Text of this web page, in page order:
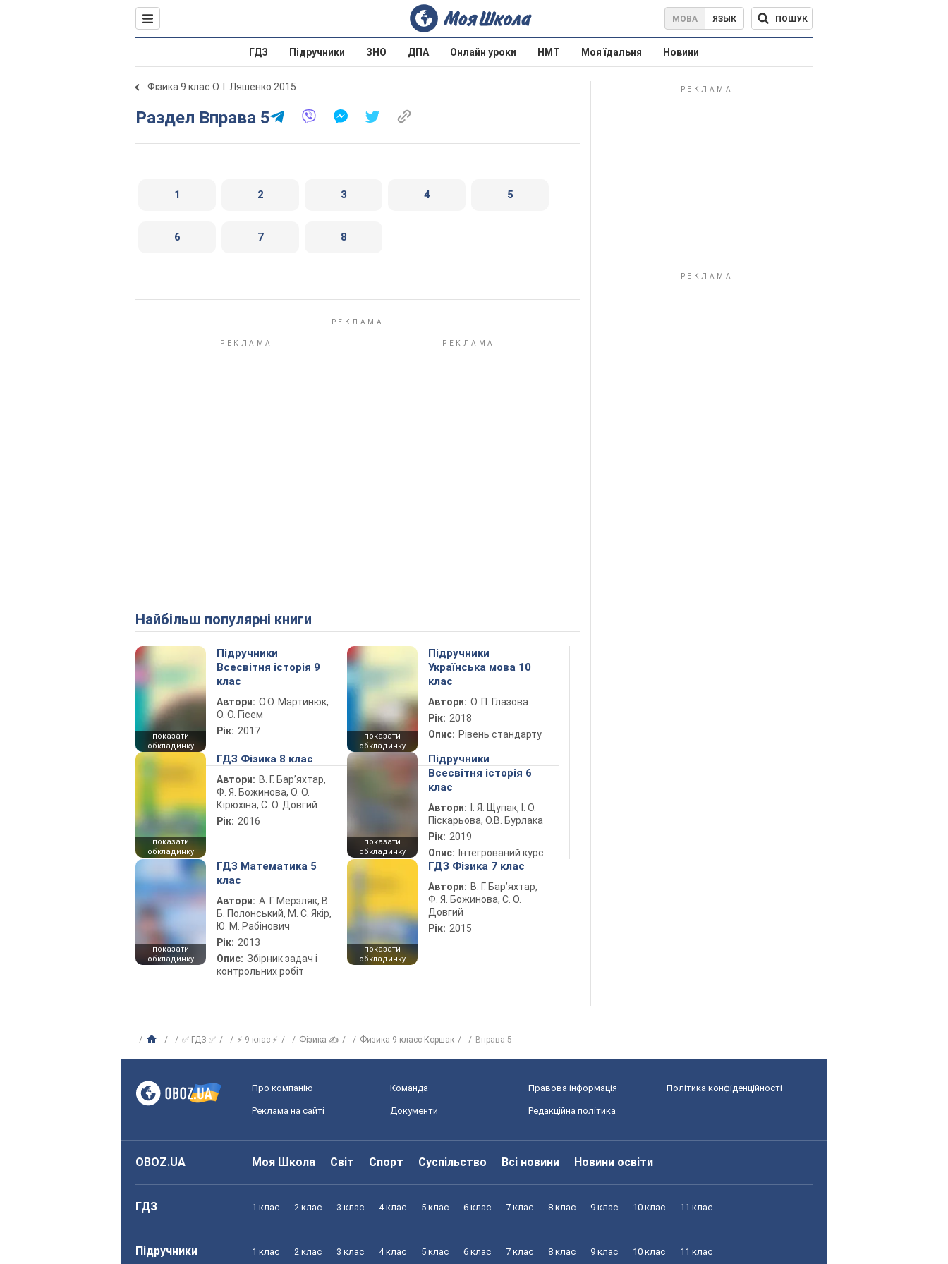
МОВА ЯЗЫК ПОШУК
ГДЗ Підручники ЗНО ДПА Онлайн уроки НМТ Моя їдальня Новини
Фізика 9 клас О. І. Ляшенко 2015
Раздел Вправа 5
1 2 3 4 5
6 7 8
Найбільш популярні книги
показати
обкладинку
Підручники
Всесвітня історія 9
клас
Автори: О.О. Мартинюк,
О. О. Гісем
Рік: 2017
показати
обкладинку
Підручники
Українська мова 10
клас
Автори: О. П. Глазова
Рік: 2018
Опис: Рівень стандарту
показати
обкладинку
ГДЗ Фізика 8 клас
Автори: В. Г. Бар’яхтар,
Ф. Я. Божинова, О. О.
Кірюхіна, С. О. Довгий
Рік: 2016
показати
обкладинку
Підручники
Всесвітня історія 6
клас
Автори:
І. Я. Щупак, І. О.
Піскарьова, О.В. Бурлака
Рік: 2019
Опис: Інтегрований курс
показати
обкладинку
ГДЗ Математика 5
клас
Автори: А. Г. Мерзляк, В.
Б. Полонський, М. С. Якір,
Ю. М. Рабінович
Рік: 2013
Опис: Збірник задач і
контрольних робіт
показати
обкладинку
ГДЗ Фізика 7 клас
Автори: В. Г. Бар’яхтар,
Ф. Я. Божинова, С. О.
Довгий
Рік: 2015
✅ ГДЗ ✅ ⚡ 9 клас ⚡ Фізика ✍ Физика 9 класс Коршак Вправа 5
Про компанію Команда Правова інформація Політика конфіденційності
Реклама на сайті Документи Редакційна політика
OBOZ.UA Моя Школа Світ Спорт Суспільство Всі новини Новини освіти
ГДЗ 1 клас 2 клас 3 клас 4 клас 5 клас 6 клас 7 клас 8 клас 9 клас 10 клас 11 клас
Підручники 1 клас 2 клас 3 клас 4 клас 5 клас 6 клас 7 клас 8 клас 9 клас 10 клас 11 клас